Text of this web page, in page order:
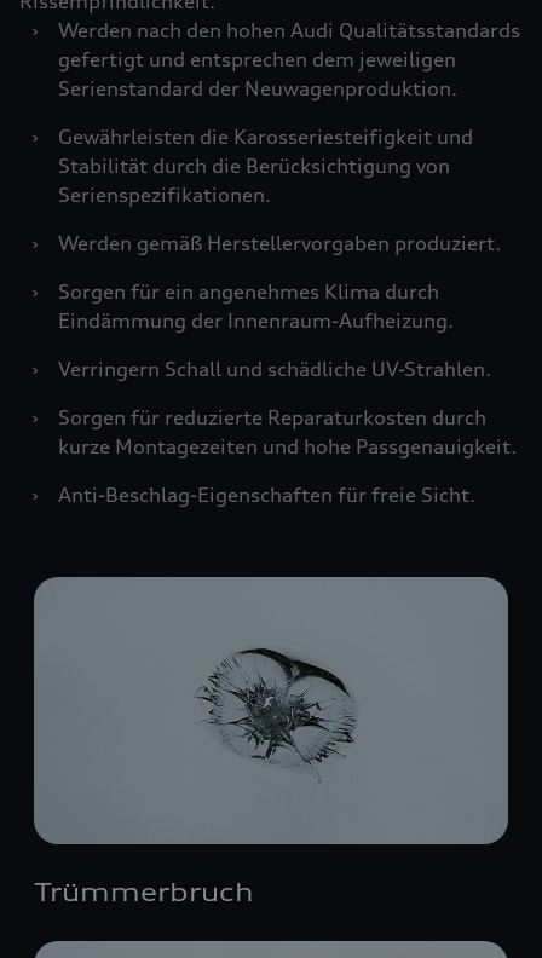
›
Werden nach den hohen Audi Qualitätsstandards
gefertigt und entsprechen dem jeweiligen
Serienstandard der Neuwagenproduktion.
›
Gewährleisten die Karosseriesteifigkeit und
Stabilität durch die Berücksichtigung von
Serienspezifikationen.
›
Werden gemäß Herstellervorgaben produziert.
›
Sorgen für ein angenehmes Klima durch
Eindämmung der Innenraum-Aufheizung.
›
Verringern Schall und schädliche UV-Strahlen.
›
Sorgen für reduzierte Reparaturkosten durch
kurze Montagezeiten und hohe Passgenauigkeit.
›
Anti-Beschlag-Eigenschaften für freie Sicht.
Trümmerbruch